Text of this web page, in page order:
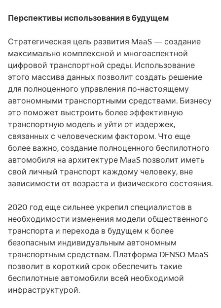
Перспективы использования в будущем
Стратегическая цель развития MaaS — создание
максимально комплексной и многоаспектной
цифровой транспортной среды. Использование
этого массива данных позволит создать решение
для полноценного управления по-настоящему
автономными транспортными средствами. Бизнесу
это поможет выстроить более эффективную
транспортную модель и уйти от издержек,
связанных с человеческим фактором. Что еще
более важно, создание полноценного беспилотного
автомобиля на архитектуре MaaS позволит иметь
свой личный транспорт каждому человеку, вне
зависимости от возраста и физического состояния.
2020 год еще сильнее укрепил специалистов в
необходимости изменения модели общественного
транспорта и перехода в будущем к более
безопасным индивидуальным автономным
транспортным средствам. Платформа DENSO MaaS
позволит в короткий срок обеспечить такие
беспилотные автомобили всей необходимой
инфраструктурой.